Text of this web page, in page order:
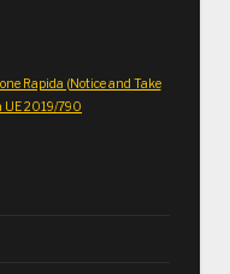
Rapida (Notice and Take
UE 2019/790